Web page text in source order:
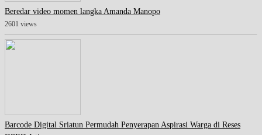
Beredar video momen langka Amanda Manopo
2601 views
Barcode Digital Sriatun Permudah Penyerapan Aspirasi Warga di Reses